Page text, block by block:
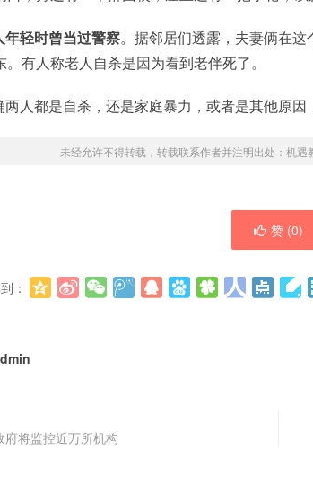
年轻时曾当过警察。据邻居们透露，夫妻俩在
有人称老人自杀是因为看到老伴死了。
人都是自杀，还是家庭暴力，或者是其他原因
未经允许不得转载，转载联系作者并注明出处： 机遇
赞 (0)
：
将监控近万所机构